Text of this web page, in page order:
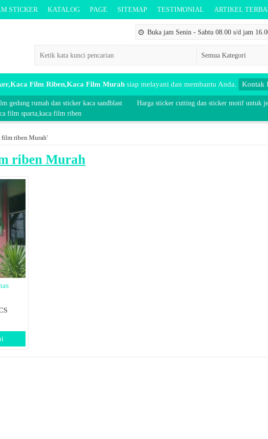
STICKER KATALOG PAGE SITEMAP TESTIMONIAL ARTIKEL
Buka jam Senin - Sabtu 08.00 s/d jam
Film Riben,Kaca Film Murahsiap melayani dan membantu Anda. Kontak
gedung rumah dan sticker kaca sandblast Harga sticker cutting dan sticker motif untuk
film sparta,kaca film riben
film riben Murah'
riben Murah